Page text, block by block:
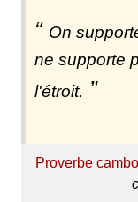
On
ne supporte
l'étroit.
Proverbe